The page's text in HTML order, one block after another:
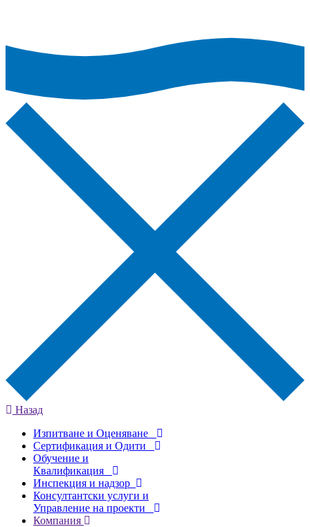
Назад
Изпитване и Оценяване
Сертификация и Одити
Обучение и
Квалификация
Инспекция и надзор
Консултантски услуги и
Управление на проекти
Компания